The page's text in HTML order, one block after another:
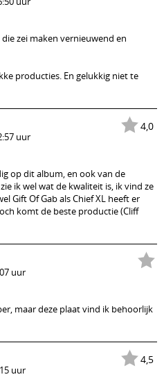
zei maken vernieuwend en
producties. En gelukkig niet te
4,0
uur
op dit album, en ook van de
ik wel wat de kwaliteit is, ik vind ze
Gift Of Gab als Chief XL heeft er
komt de beste productie (Cliff
uur
maar deze plaat vind ik behoorlijk
4,5
uur